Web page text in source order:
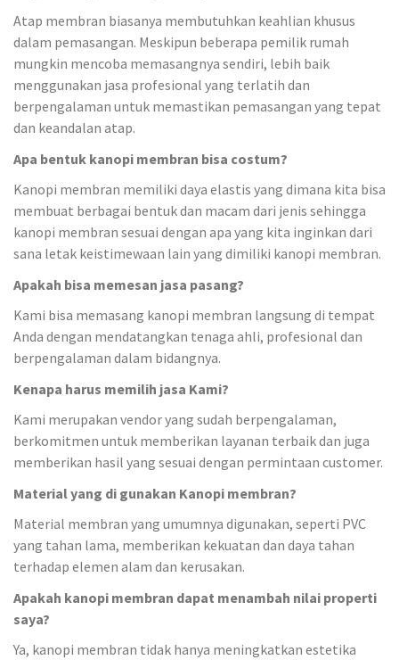
Atap membran biasanya membutuhkan keahlian khusus
dalam pemasangan. Meskipun beberapa pemilik rumah
mungkin mencoba memasangnya sendiri, lebih baik
menggunakan jasa profesional yang terlatih dan
berpengalaman untuk memastikan pemasangan yang tepat
dan keandalan atap.
Apa bentuk kanopi membran bisa costum?
Kanopi membran memiliki daya elastis yang dimana kita bisa
membuat berbagai bentuk dan macam dari jenis sehingga
kanopi membran sesuai dengan apa yang kita inginkan dari
sana letak keistimewaan lain yang dimiliki kanopi membran.
Apakah bisa memesan jasa pasang?
Kami bisa memasang kanopi membran langsung di tempat
Anda dengan mendatangkan tenaga ahli, profesional dan
berpengalaman dalam bidangnya.
Kenapa harus memilih jasa Kami?
Kami merupakan vendor yang sudah berpengalaman,
berkomitmen untuk memberikan layanan terbaik dan juga
memberikan hasil yang sesuai dengan permintaan customer.
Material yang di gunakan Kanopi membran?
Material membran yang umumnya digunakan, seperti PVC
yang tahan lama, memberikan kekuatan dan daya tahan
terhadap elemen alam dan kerusakan.
Apakah kanopi membran dapat menambah nilai properti
saya?
Ya, kanopi membran tidak hanya meningkatkan estetika